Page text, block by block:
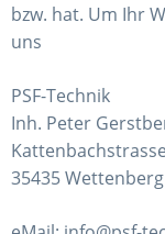
bzw. hat. Um Ihr
uns
PSF-Technik
Inh. Peter
35435 Wettenberg